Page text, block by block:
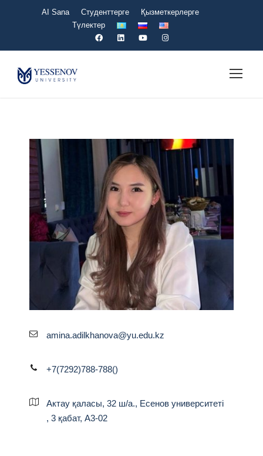
AI Sana Студенттерге
Қызметкерлерге
Түлектер
amina.adilkhanova@yu.edu.kz
+7(7292)788-788()
Актау қаласы, 32 ш/а., Есенов университеті
, 3 қабат, А3-02